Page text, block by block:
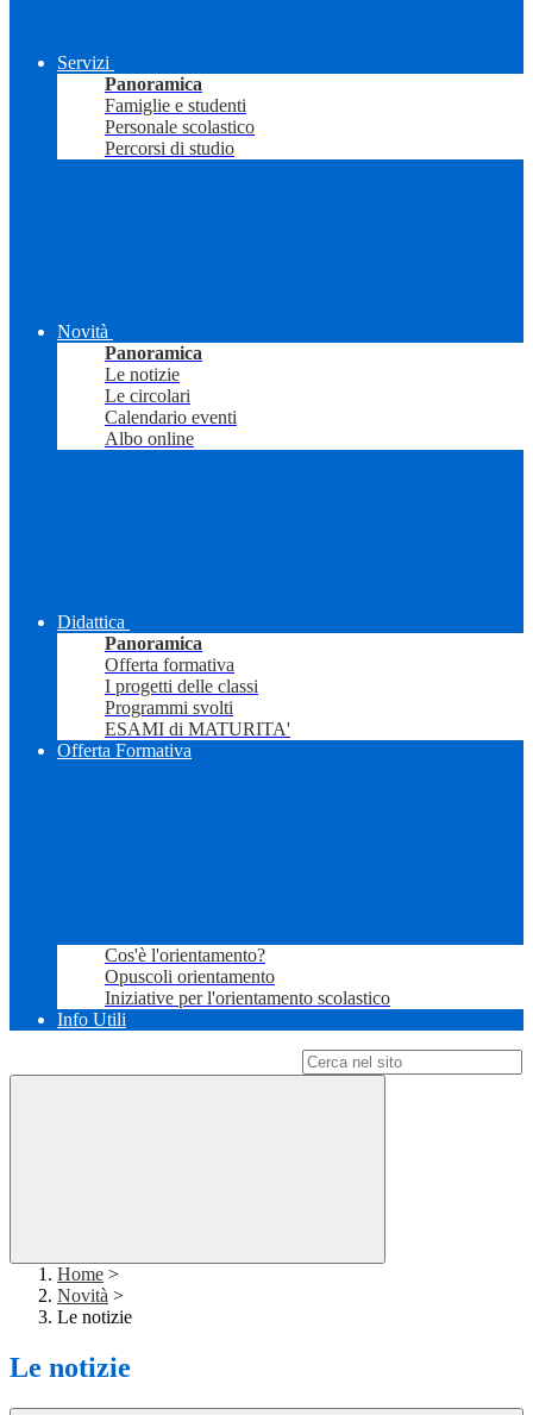
Servizi
Panoramica
Famiglie e studenti
Personale scolastico
Percorsi di studio
Novità
Panoramica
Le notizie
Le circolari
Calendario eventi
Albo online
Didattica
Panoramica
Offerta formativa
I progetti delle classi
Programmi svolti
ESAMI di MATURITA'
Offerta Formativa
Cos'è l'orientamento?
Opuscoli orientamento
Iniziative per l'orientamento scolastico
Info Utili
Home >
Novità >
Le notizie
Le notizie